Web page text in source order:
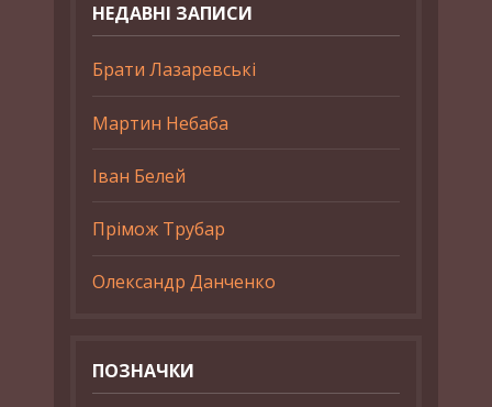
НЕДАВНІ ЗАПИСИ
Брати Лазаревські
Мартин Небаба
Іван Белей
Прімож Трубар
Олександр Данченко
ПОЗНАЧКИ